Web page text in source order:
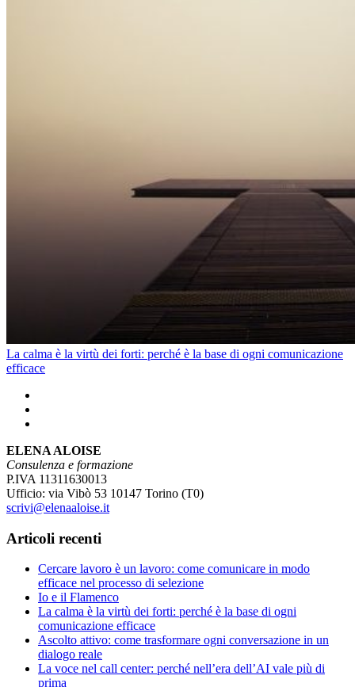
La calma è la virtù dei forti: perché è la base di ogni comunicazione
efficace
ELENA ALOISE
Consulenza e formazione
P.IVA 11311630013
Ufficio: via Vibò 53 10147 Torino (T0)
scrivi@elenaaloise.it
Articoli recenti
Cercare lavoro è un lavoro: come comunicare in modo
efficace nel processo di selezione
Io e il Flamenco
La calma è la virtù dei forti: perché è la base di ogni
comunicazione efficace
Ascolto attivo: come trasformare ogni conversazione in un
dialogo reale
La voce nel call center: perché nell’era dell’AI vale più di
prima